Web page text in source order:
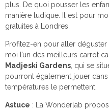
plus. De quoi pousser les
manière ludique. Il est pour
gratuites à Londres.
Profitez-en pour aller
moi l’un des meilleurs carrot
Madjeski Gardens, qui se
pourront également jouer
températures le permettent.
Astuce : La Wonderlab